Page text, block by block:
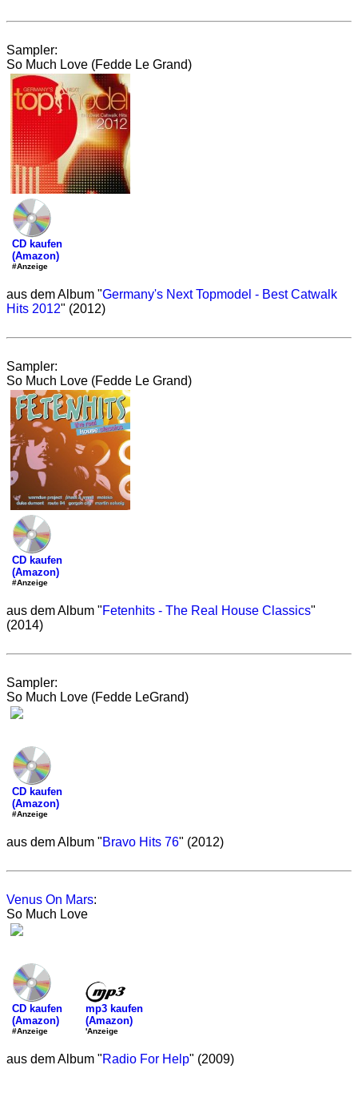
Sampler:
So Much Love (Fedde Le Grand)
CD kaufen
(Amazon)
#Anzeige
aus dem Album "Germany's Next Topmodel - Best Catwalk
Hits 2012" (2012)
Sampler:
So Much Love (Fedde Le Grand)
CD kaufen
(Amazon)
#Anzeige
aus dem Album "Fetenhits - The Real House Classics"
(2014)
Sampler:
So Much Love (Fedde LeGrand)
CD kaufen
(Amazon)
#Anzeige
aus dem Album "Bravo Hits 76" (2012)
Venus On Mars:
So Much Love
CD kaufen
(Amazon)
#Anzeige
mp3 kaufen
(Amazon)
'Anzeige
aus dem Album "Radio For Help" (2009)